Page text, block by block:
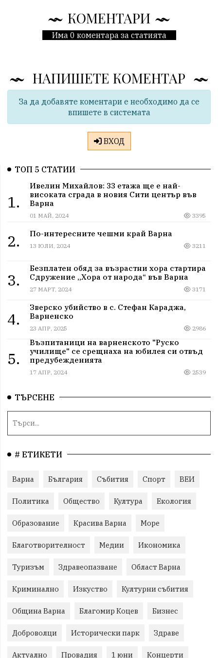
КОМЕНТАРИ
Има 0 коментара за статията
НАПИШЕТЕ КОМЕНТАР
За да добавяте коментари е необходимо да се
впишете в системата
ВХОД
ТОП 5 СТАТИИ
1.
Ивелин Михайлов: 33 етажа ще е най-
високата сграда в новия Сити център във
Варна
01 МАЙ, 2024 3395
2. По-интересните чешми край Варна
13 ЮЛИ, 2024 3211
3.
Безплатен обяд за възрастни хора стартира
Сдружение „Хора от народа“ във Варна
27 МАРТ, 2024 3171
4.
Зверско убийство в с. Стефан Караджа,
Варненско
23 АПР, 2025 2986
5.
Възпитаници на варненското "Руско
училище" се срещнаха на юбилея си отвъд
предубежденията
17 АПР, 2024 2539
ТЪРСЕНЕ
# ЕТИКЕТИ
Варна България Събития Спорт ВЕИ
Политика Общество Култура Екология
Образование Красива Варна Море
Благотворителност Медии Икономика
Туризъм Здравеопазване Област Варна
Криминално Изкуство Културни събития
Община Варна Благомир Коцев Бизнес
Доброволци Исторически парк Здраве
Актуално Провадия 1 юни Концерти